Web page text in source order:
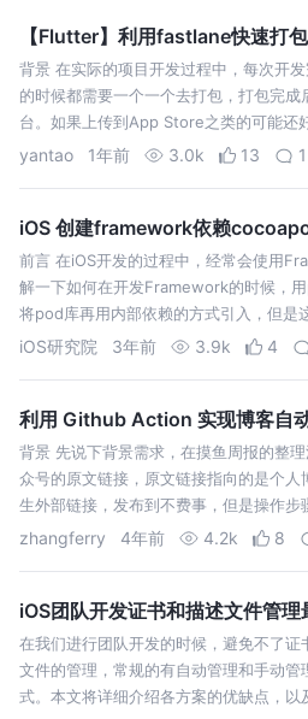
【Flutter】利用fastlane快速打
背景 在实际的项目开发过程中，每次开
的时候都需要一个一个去打包，打包完
台。如果上传到App Store之类的可能还
用
yantao 1年前 3.0k 13 1
iOS 创建framework依赖
前言 在iOS开发的过程中，经常会使用
解一下如何在开发Framework的时候，
将pod库再用内部依赖的方式引入，但是
iOS研究院 3年前 3.9k 4
利用 Github Action 实现博客自
背景 先说下背景需求，在摸鱼周报的整
众号的原文链接，原文链接指向的是个
生外部链接，发布到不费事，但是操作
关的配置
zhangferry 4年前 4.2k 8
iOS团队开发证书和描述文件管理
在我们进行团队开发的时候，避免不了证
文件的管理，常规的有自动管理和手动管
式。本文将详细介绍各方案的优缺点，以